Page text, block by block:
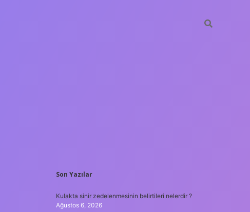
SIDEBAR
Son Yazılar
Kulakta sinir zedelenmesinin belirtileri nelerdir ?
Ağustos 6, 2026